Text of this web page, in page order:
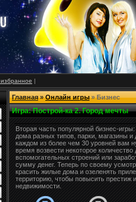
избранное |
Главная»Онлайн игры » Бизнес
Игра: Построй-ка 2. Город мечты
Вторая часть популярной бизнес-
дома разных типов, парки, магазины
каждом из более чем 30 уровней вам
время возвести некоторое количество
вспомогательных строений или
сумму денег. Теперь по своему
красить жилые дома и озеленять
территорию, чтобы повысить престиж
недвижимости.